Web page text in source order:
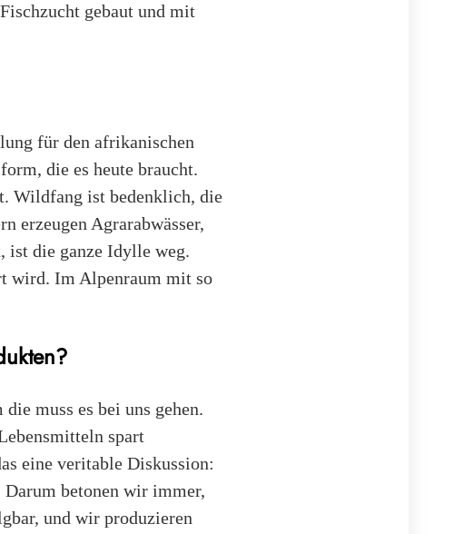
gebaut und mit
für den afrikanischen
die es heute braucht.
Wildfang ist bedenklich, die
erzeugen Agrarabwässer,
ist die ganze Idylle weg.
wird. Im Alpenraum mit so
muss es bei uns gehen.
spart
eine veritable Diskussion:
Darum betonen wir immer,
und wir produzieren